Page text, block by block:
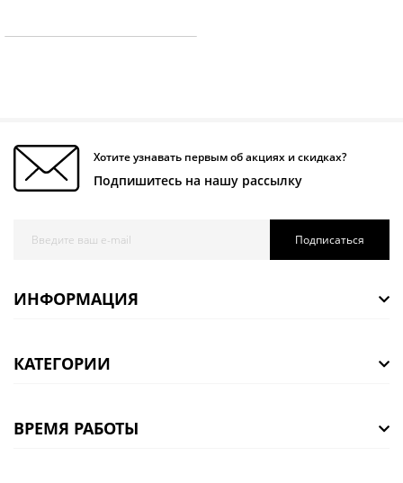
Хотите узнавать первым об акциях и скидках?
Подпишитесь на нашу рассылку
Подписаться
ИНФОРМАЦИЯ
КАТЕГОРИИ
ВРЕМЯ РАБОТЫ